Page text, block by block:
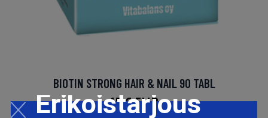
BIOTIN STRONG HAIR & NAIL 90 TABL
15.6 EUR
Erikoistarjous